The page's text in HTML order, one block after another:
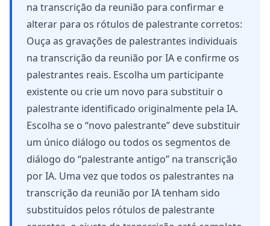
na transcrição da reunião para confirmar e
alterar para os rótulos de palestrante corretos:
Ouça as gravações de palestrantes individuais
na transcrição da reunião por IA e confirme os
palestrantes reais. Escolha um participante
existente ou crie um novo para substituir o
palestrante identificado originalmente pela IA.
Escolha se o “novo palestrante” deve substituir
um único diálogo ou todos os segmentos de
diálogo do “palestrante antigo” na transcrição
por IA. Uma vez que todos os palestrantes na
transcrição da reunião por IA tenham sido
substituídos pelos rótulos de palestrante